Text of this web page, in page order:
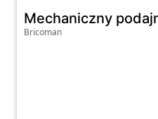
Mechaniczny
Bricoman